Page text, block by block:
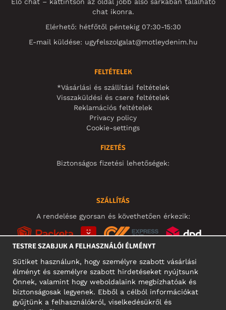
Élő chat – kattintson az oldal jobb alsó sarkában található
chat ikonra.
Elérhető: hétfőtől péntekig 07:30-15:30
E-mail küldése: ugyfelszolgalat@motleydenim.hu
FELTÉTELEK
*Vásárlási és szállítási feltételek
Visszaküldési és csere feltételek
Reklamációs feltételek
Privacy policy
Cookie-settings
FIZETÉS
Biztonságos fizetési lehetőségek:
SZÁLLÍTÁS
A rendelése gyorsan és követhetően érkezik:
KÖZÖSSÉGI MÉDIA
TESTRE SZABJUK A FELHASZNÁLÓI ÉLMÉNYT
Sütiket használunk, hogy személyre szabott vásárlási
élményt és személyre szabott hirdetéseket nyújtsunk
Önnek, valamint hogy weboldalaink megbízhatóak és
biztonságosak legyenek. Ebből a célból információkat
gyűjtünk a felhasználókról, viselkedésükről és